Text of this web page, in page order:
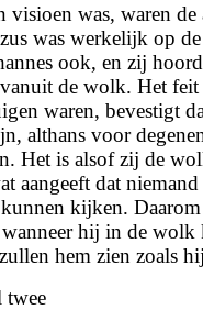
visioen was, waren de
was werkelijk op
ook, en zij
de wolk. Het feit
waren, bevestigt
althans voor
Het is alsof zij de
aangeeft dat
kijken. Daarom
wanneer hij in de
hem zien zoals
twee